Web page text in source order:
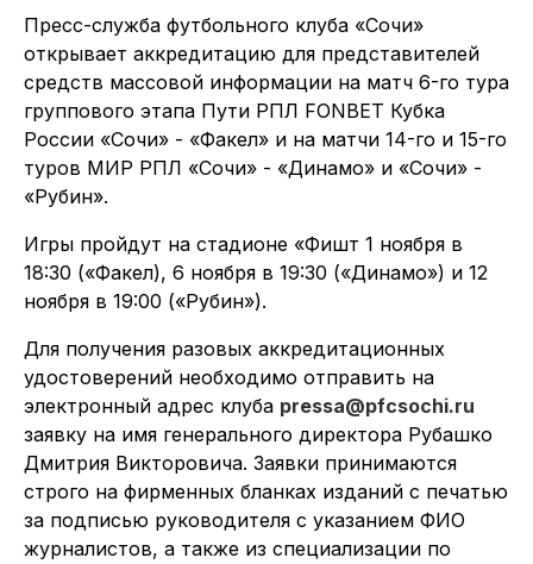
Пресс-служба футбольного клуба «Сочи»
открывает аккредитацию для представителей
средств массовой информации на матч 6-го тура
группового этапа Пути РПЛ FONBET Кубка
России «Сочи» - «Факел» и на матчи 14-го и 15-го
туров МИР РПЛ «Сочи» - «Динамо» и «Сочи» -
«Рубин».
Игры пройдут на стадионе «Фишт 1 ноября в
18:30 («Факел), 6 ноября в 19:30 («Динамо») и 12
ноября в 19:00 («Рубин»).
Для получения разовых аккредитационных
удостоверений необходимо отправить на
электронный адрес клуба pressa@pfcsochi.ru
заявку на имя генерального директора Рубашко
Дмитрия Викторовича. Заявки принимаются
строго на фирменных бланках изданий с печатью
за подписью руководителя с указанием ФИО
журналистов, а также из специализации по